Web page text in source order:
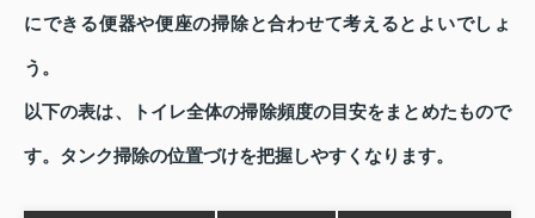
にできる便器や便座の掃除と合わせて考えるとよいでしょ
う。
以下の表は、トイレ全体の掃除頻度の目安をまとめたもので
す。タンク掃除の位置づけを把握しやすくなります。